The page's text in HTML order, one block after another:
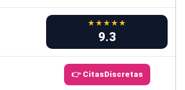
★★★★★
9.3
👉 CitasDiscretas